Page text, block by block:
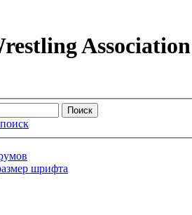
Association
шрифта